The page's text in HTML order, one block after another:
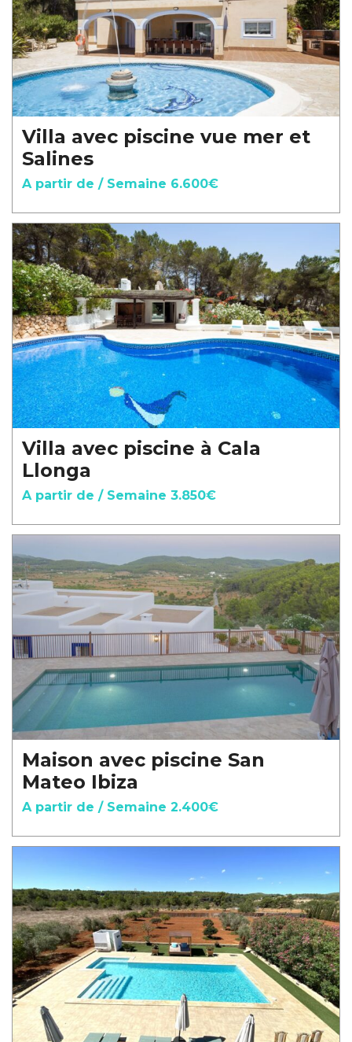
Villa avec piscine vue mer et
Salines
A partir de / Semaine 6.600€
Villa avec piscine à Cala
Llonga
A partir de / Semaine 3.850€
Maison avec piscine San
Mateo Ibiza
A partir de / Semaine 2.400€